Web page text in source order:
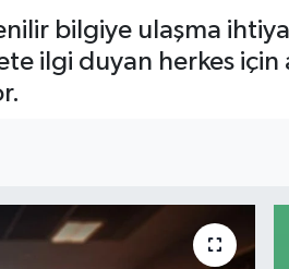
bilgiye ulaşma
ilgi duyan herkes için